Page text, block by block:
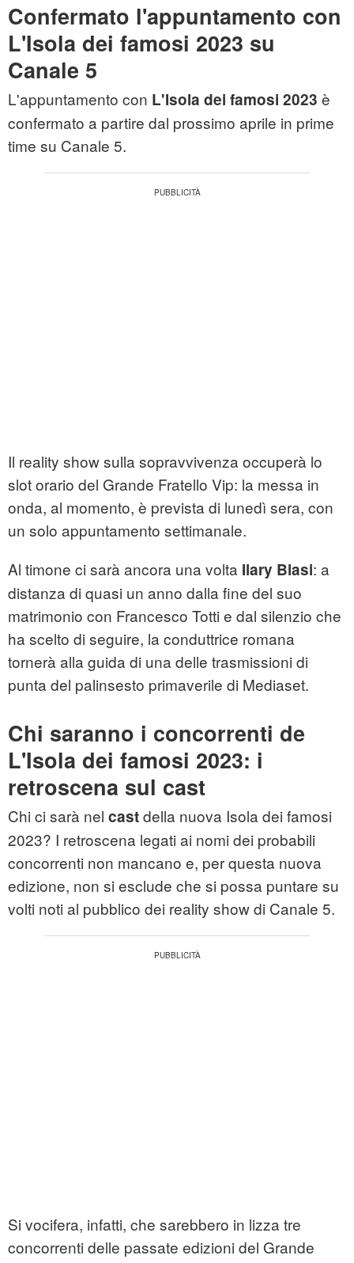
Confermato l'appuntamento con
L'Isola dei famosi 2023 su
Canale 5
L'appuntamento con L'Isola dei famosi 2023 è
confermato a partire dal prossimo aprile in prime
time su Canale 5.
Il reality show sulla sopravvivenza occuperà lo
slot orario del Grande Fratello Vip: la messa in
onda, al momento, è prevista di lunedì sera, con
un solo appuntamento settimanale.
Al timone ci sarà ancora una volta Ilary Blasi: a
distanza di quasi un anno dalla fine del suo
matrimonio con Francesco Totti e dal silenzio che
ha scelto di seguire, la conduttrice romana
tornerà alla guida di una delle trasmissioni di
punta del palinsesto primaverile di Mediaset.
Chi saranno i concorrenti de
L'Isola dei famosi 2023: i
retroscena sul cast
Chi ci sarà nel castdella nuova Isola dei famosi
2023? I retroscena legati ai nomi dei probabili
concorrenti non mancano e, per questa nuova
edizione, non si esclude che si possa puntare su
volti noti al pubblico dei reality show di Canale 5.
Si vocifera, infatti, che sarebbero in lizza tre
concorrenti delle passate edizioni del Grande